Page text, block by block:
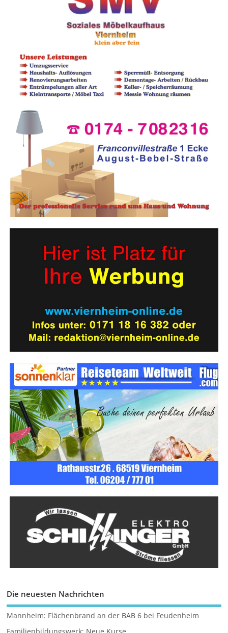
Die neuesten Nachrichten
Mannheim: Flächenbrand an der BAB 6 bei Feudenheim